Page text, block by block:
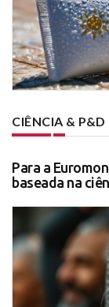
CIÊNCIA & P&D
Para a
baseada na